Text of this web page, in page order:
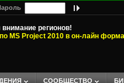
регионов!
MS Project 2010 в он-лайн
СООБЩЕСТВО